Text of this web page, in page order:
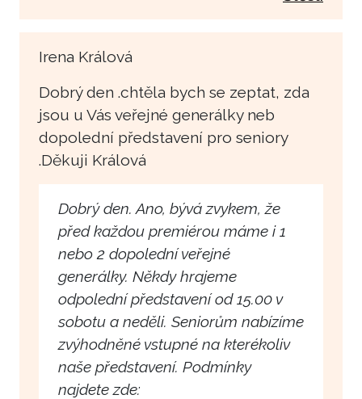
Irena Králová
Dobrý den .chtěla bych se zeptat, zda
jsou u Vás veřejné generálky neb
dopolední představení pro seniory
.Děkuji Králová
Dobrý den. Ano, bývá zvykem, že
před každou premiérou máme i 1
nebo 2 dopolední veřejné
generálky. Někdy hrajeme
odpolední představení od 15.00 v
sobotu a neděli. Seniorům nabízíme
zvýhodněné vstupné na kterékoliv
naše představení. Podmínky
najdete zde: